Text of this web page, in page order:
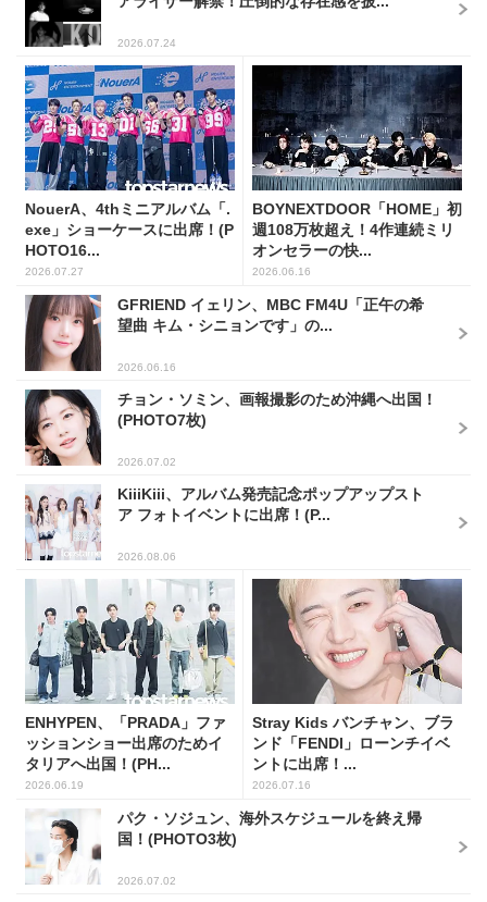
2026.07.24
NouerA、4thミニアルバム「.
exe」ショーケースに出席！(P
HOTO16...
2026.07.27
BOYNEXTDOOR「HOME」初
週108万枚超え！4作連続ミリ
オンセラーの快...
2026.06.16
GFRIEND イェリン、MBC FM4U「正午の希
望曲 キム・シニョンです」の...
2026.06.16
チョン・ソミン、画報撮影のため沖縄へ出国！
(PHOTO7枚)
2026.07.02
KiiiKiii、アルバム発売記念ポップアップスト
ア フォトイベントに出席！(P...
2026.08.06
ENHYPEN、「PRADA」ファ
ッションショー出席のためイ
タリアへ出国！(PH...
2026.06.19
Stray Kids バンチャン、ブラ
ンド「FENDI」ローンチイベ
ントに出席！...
2026.07.16
パク・ソジュン、海外スケジュールを終え帰
国！(PHOTO3枚)
2026.07.02